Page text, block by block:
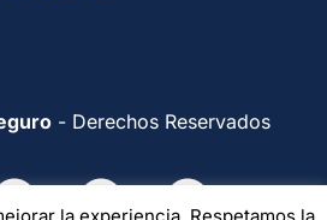
- Derechos Reservados